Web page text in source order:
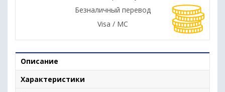
Безналичный перевод
Visa / MC
Описание
Характеристики